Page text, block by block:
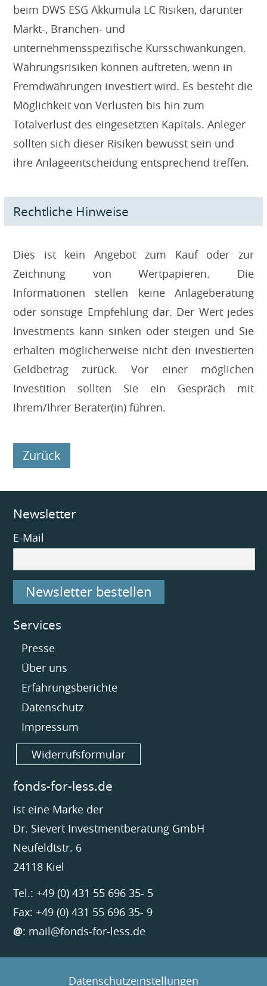
beim DWS ESG Akkumula LC Risiken, darunter
Markt-, Branchen- und
unternehmensspezifische Kursschwankungen.
Währungsrisiken können auftreten, wenn in
Fremdwährungen investiert wird. Es besteht die
Möglichkeit von Verlusten bis hin zum
Totalverlust des eingesetzten Kapitals. Anleger
sollten sich dieser Risiken bewusst sein und
ihre Anlageentscheidung entsprechend treffen.
Rechtliche Hinweise
Dies ist kein Angebot zum Kauf oder zur
Zeichnung von Wertpapieren. Die
Informationen stellen keine Anlageberatung
oder sonstige Empfehlung dar. Der Wert jedes
Investments kann sinken oder steigen und Sie
erhalten möglicherweise nicht den investierten
Geldbetrag zurück. Vor einer möglichen
Investition sollten Sie ein Gespräch mit
Ihrem/Ihrer Berater(in) führen.
Zurück
Newsletter
E-Mail
Newsletter bestellen
Services
Navigation
Presse
Über uns
Erfahrungsberichte
Datenschutz
Impressum
Widerrufsformular
fonds-for-less.de
ist eine Marke der
Dr. Sievert Investmentberatung GmbH
Neufeldtstr. 6
24118 Kiel
Tel.: +49 (0) 431 55 696 35- 5
Fax: +49 (0) 431 55 696 35- 9
@: mail@fonds-for-less.de
Datenschutzeinstellungen